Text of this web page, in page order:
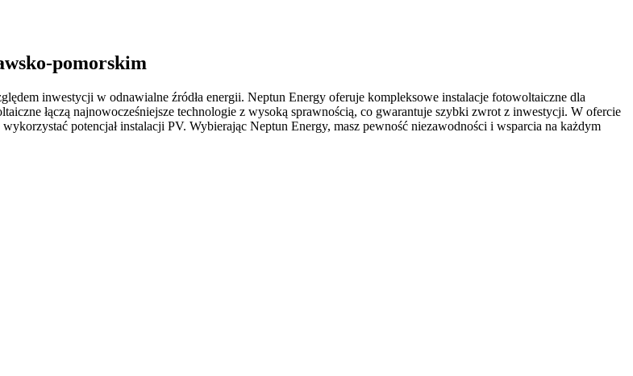
pomorskim
inwestycji w odnawialne źródła energii. Neptun Energy oferuje kompleksowe instalacje fotowoltaiczne dla
łączą najnowocześniejsze technologie z wysoką sprawnością, co gwarantuje szybki zwrot z inwestycji. W ofercie
potencjał instalacji PV. Wybierając Neptun Energy, masz pewność niezawodności i wsparcia na każdym